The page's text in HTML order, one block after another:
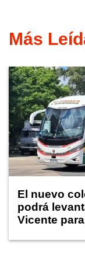
Más
El nuevo
podrá
Vicente